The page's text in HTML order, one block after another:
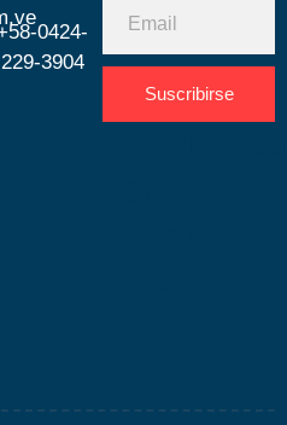
0424-
229-3904
Suscribirse